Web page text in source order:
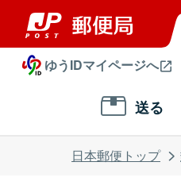
ゆうIDマイページへ
送る
日本郵便トップ